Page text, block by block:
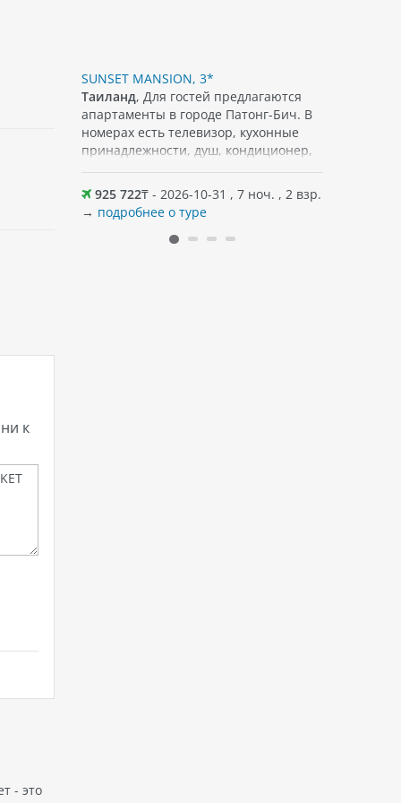
к
- это
SUNSET MANSION, 3*
Таиланд, Для гостей предлагаются
апартаменты в городе Патонг-Бич. В
номерах есть телевизор, кухонные
принадлежности, душ, кондиционер,
холодильник, шкаф. На территории
есть терраса и ресторан.
Предоставляется бесплатный Wi-Fi.
Поблизости можно найти различные
популярные достопримечательности,
925 722₸ - 2026-10-31 , 7 ноч. , 2 взр.
→ подробнее о туре